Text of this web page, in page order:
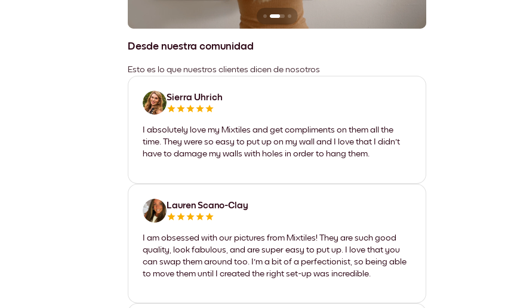
Desde nuestra comunidad
Esto es lo que nuestros clientes dicen de nosotros
Sierra Uhrich
I absolutely love my Mixtiles and get compliments on them all the
time. They were so easy to put up on my wall and I love that I didn't
have to damage my walls with holes in order to hang them.
Lauren Scano-Clay
I am obsessed with our pictures from Mixtiles! They are such good
quality, look fabulous, and are super easy to put up. I love that you
can swap them around too. I'm a bit of a perfectionist, so being able
to move them until I created the right set-up was incredible.